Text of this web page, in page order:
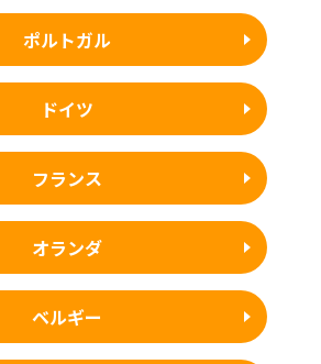
ポルトガル
ドイツ
フランス
オランダ
ベルギー